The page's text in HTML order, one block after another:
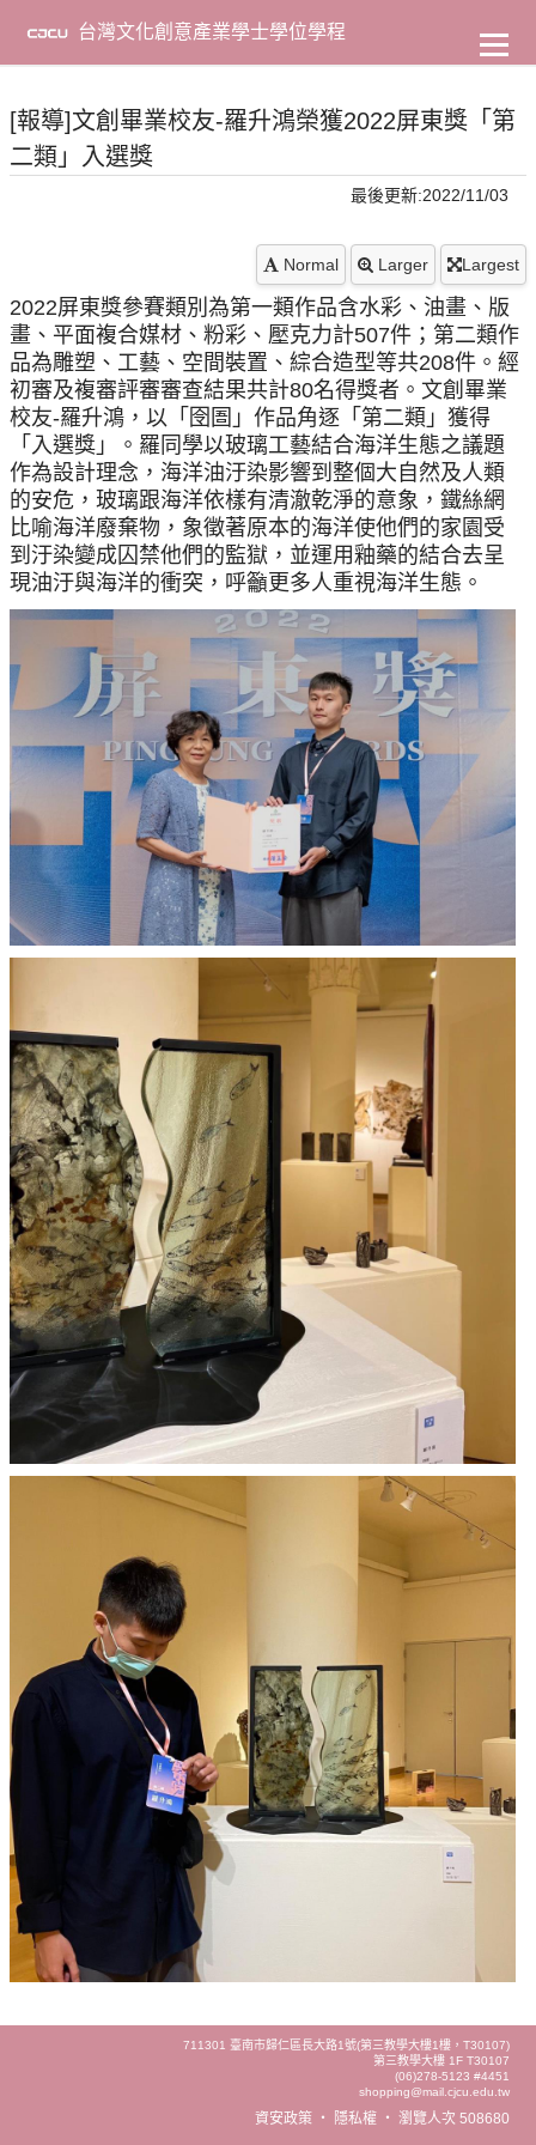
主
容
台灣文化創意產業學士學位學程
[報導]文創畢業校友-羅升鴻榮獲2022屏東獎「第
二類」入選獎
最後更新:2022/11/03
Normal Larger Largest
2022屏東獎參賽類別為第一類作品含水彩、油畫、版
畫、平面複合媒材、粉彩、壓克力計507件；第二類作
品為雕塑、工藝、空間裝置、綜合造型等共208件。經
初審及複審評審審查結果共計80名得獎者。文創畢業
校友-羅升鴻，以「囹圄」作品角逐「第二類」獲得
「入選獎」。羅同學以玻璃工藝結合海洋生態之議題
作為設計理念，海洋油汙染影響到整個大自然及人類
的安危，玻璃跟海洋依樣有清澈乾淨的意象，鐵絲網
比喻海洋廢棄物，象徵著原本的海洋使他們的家園受
到汙染變成囚禁他們的監獄，並運用釉藥的結合去呈
現油汙與海洋的衝突，呼籲更多人重視海洋生態。
711301 臺南市歸仁區長大路1號(第三教學大樓1樓，T30107)
第三教學大樓 1F T30107
(06)278-5123 #4451
shopping@mail.cjcu.edu.tw
資安政策 ‧ 隱私權 ‧ 瀏覽人次 508680